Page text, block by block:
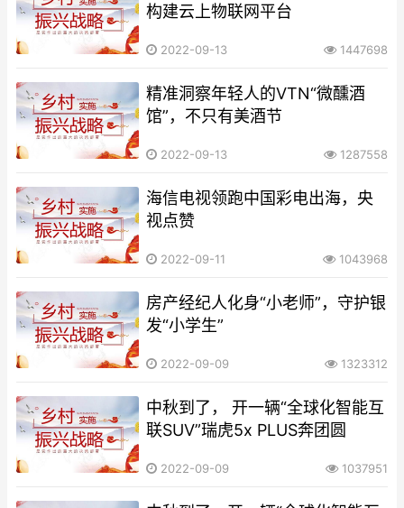
构建云上物联网平台
2022-09-13 1447698
精准洞察年轻人的VTN“微醺酒
馆”，不只有美酒节
2022-09-13 1287558
海信电视领跑中国彩电出海，央
视点赞
2022-09-11 1043968
房产经纪人化身“小老师”，守护银
发“小学生”
2022-09-09 1323312
中秋到了， 开一辆“全球化智能互
联SUV”瑞虎5x PLUS奔团圆
2022-09-09 1037951